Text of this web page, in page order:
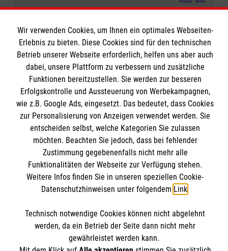
Abschicken
Wir Malteser
Arbeitgeber Malteser
Im Rettungsdienst arbeiten
Wir Malteser
Informationen
Unser Kursangebot
Datenschutz
Malteser online
Malteserorden
Wir verwenden Cookies, um Ihnen ein optimales Webseiten-
Erlebnis zu bieten. Diese Cookies sind für den technischen
Betrieb unserer Webseite erforderlich, helfen uns aber auch
dabei, unsere Plattform zu verbessern und zusätzliche
Funktionen bereitzustellen. Sie werden zur besseren
Erfolgskontrolle und Aussteuerung von Werbekampagnen,
wie z.B. Google Ads, eingesetzt. Das bedeutet, dass Cookies
zur Personalisierung von Anzeigen verwendet werden. Sie
entscheiden selbst, welche Kategorien Sie zulassen
möchten. Beachten Sie jedoch, dass bei fehlender
Zustimmung gegebenenfalls nicht mehr alle
Funktionalitäten der Webseite zur Verfügung stehen.
Weitere Infos finden Sie in unseren speziellen Cookie-
Datenschutzhinweisen unter folgendem Link.
Technisch notwendige Cookies können nicht abgelehnt
werden, da ein Betrieb der Seite dann nicht mehr
gewährleistet werden kann.